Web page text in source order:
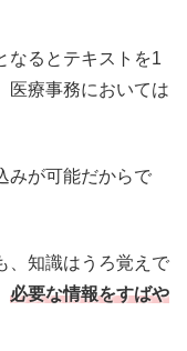
なるとテキストを1
医療事務においては
みが可能だからで
、知識はうろ覚えで
必要な情報をすばや